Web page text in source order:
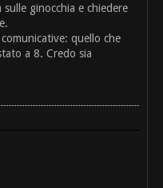
ginocchia e chiedere
quello che
a 8. Credo sia